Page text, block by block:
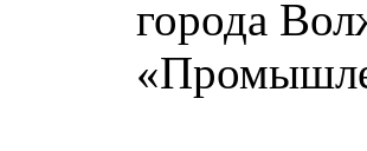
города